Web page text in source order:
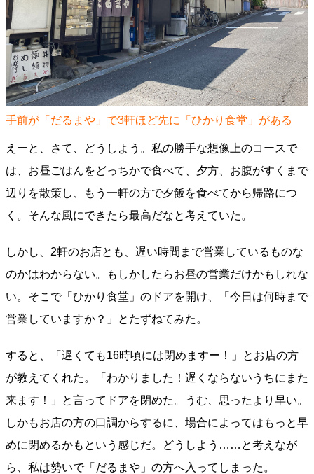
手前が「だるまや」で3軒ほど先に「ひかり食堂」がある
えーと、さて、どうしよう。私の勝手な想像上のコースで
は、お昼ごはんをどっちかで食べて、夕方、お腹がすくまで
辺りを散策し、もう一軒の方で夕飯を食べてから帰路につ
く。そんな風にできたら最高だなと考えていた。
しかし、2軒のお店とも、遅い時間まで営業しているものな
のかはわからない。もしかしたらお昼の営業だけかもしれな
い。そこで「ひかり食堂」のドアを開け、「今日は何時まで
営業していますか？」とたずねてみた。
すると、「遅くても16時頃には閉めますー！」とお店の方
が教えてくれた。「わかりました！遅くならないうちにまた
来ます！」と言ってドアを閉めた。うむ、思ったより早い。
しかもお店の方の口調からするに、場合によってはもっと早
めに閉めるかもという感じだ。どうしよう……と考えなが
ら、私は勢いで「だるまや」の方へ入ってしまった。